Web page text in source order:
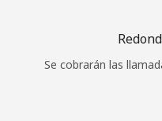
Se cobrarán las